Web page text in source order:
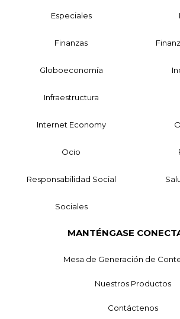
Especiales
Finanzas
Globoeconomía
Infraestructura
Internet Economy
Ocio
Responsabilidad Social
Sociales
MANTÉNGASE
Mesa de Generación de
Nuestros Productos
Contáctenos